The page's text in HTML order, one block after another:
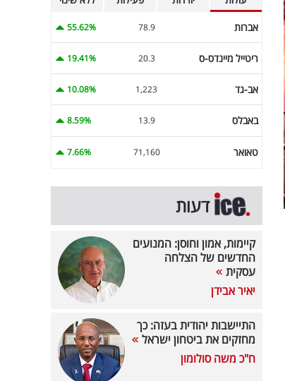
אברות 78.9
55.62%
ריטייל מיינדס-ס 20.3
19.41%
אב-גד 1,223
10.08%
באבלס 13.9
8.59%
טאואר 71,160
7.66%
דעות
קיימות, אמון וחוסן: המנועים
החדשים של הצלחה
עסקית
יאיר אבידן
התיישבות יהודית בעזה: כך
מחזקים את ביטחון ישראל
ח"כ משה סולומון